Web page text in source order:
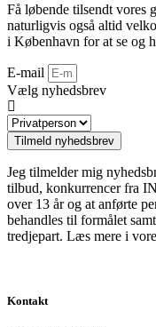
Få løbende tilsendt vores
naturligvis også altid
i København for at se og
E-mail
Vælg nyhedsbrev
Tilmeld nyhedsbrev
Jeg tilmelder mig
tilbud, konkurrencer fra
over 13 år og at anførte
behandles til formålet
tredjepart. Læs mere i
Kontakt